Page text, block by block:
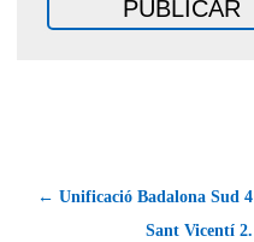
← Unificació Badalona Sud 4
Sant Vicentí 2.